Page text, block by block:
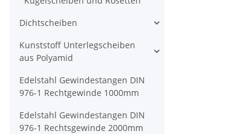
Dichtscheiben
Kunststoff Unterlegscheiben
aus Polyamid
Edelstahl Gewindestangen DIN
976-1 Rechtgewinde 1000mm
Edelstahl Gewindestangen DIN
976-1 Rechtsgewinde 2000mm